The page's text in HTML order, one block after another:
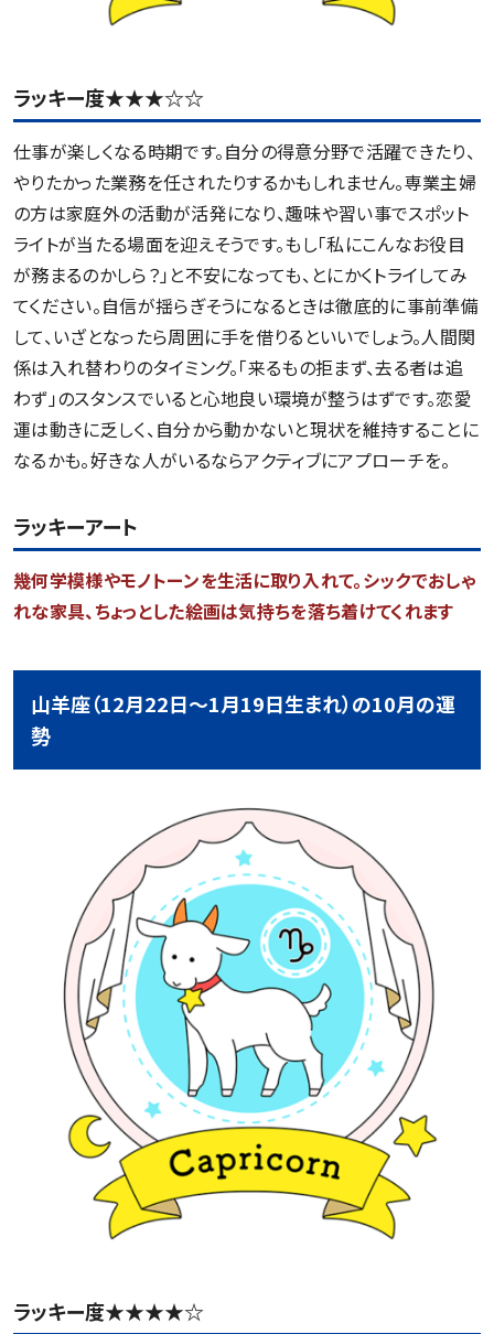
ラッキー度★★★☆☆
仕事が楽しくなる時期です。自分の得意分野で活躍できたり、
やりたかった業務を任されたりするかもしれません。専業主婦
の方は家庭外の活動が活発になり、趣味や習い事でスポット
ライトが当たる場面を迎えそうです。もし「私にこんなお役目
が務まるのかしら？」と不安になっても、とにかくトライしてみ
てください。自信が揺らぎそうになるときは徹底的に事前準備
して、いざとなったら周囲に手を借りるといいでしょう。人間関
係は入れ替わりのタイミング。「来るもの拒まず、去る者は追
わず」のスタンスでいると心地良い環境が整うはずです。恋愛
運は動きに乏しく、自分から動かないと現状を維持することに
なるかも。好きな人がいるならアクティブにアプローチを。
ラッキーアート
幾何学模様やモノトーンを生活に取り入れて。シックでおしゃ
れな家具、ちょっとした絵画は気持ちを落ち着けてくれます
山羊座（12月22日～1月19日生まれ）の10月の運
勢
ラッキー度★★★★☆